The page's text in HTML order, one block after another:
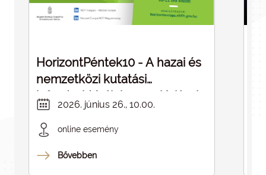
HorizontPéntek10 - A hazai és
nemzetközi kutatási
infrastruktúrák kapcsolódásai -
ELMARAD
2026. június 26., 10.00.
online esemény
Bővebben